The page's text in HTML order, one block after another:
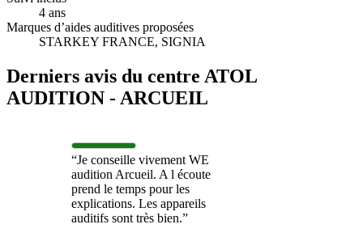
4 ans
Marques d’aides auditives proposées
STARKEY FRANCE, SIGNIA
Derniers avis du centre ATOL
AUDITION - ARCUEIL
“Je conseille vivement WE
audition Arcueil. A l écoute
prend le temps pour les
explications. Les appareils
auditifs sont très bien.”